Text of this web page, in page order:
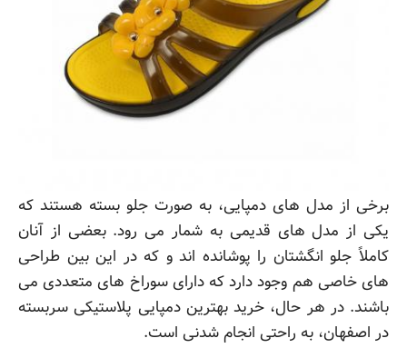
برخی از مدل های دمپایی، به صورت جلو بسته هستند که
یکی از مدل های قدیمی به شمار می رود. بعضی از آنان
کاملاً جلو انگشتان را پوشانده اند و که در این بین طراحی
های خاصی هم وجود دارد که دارای سوراخ های متعددی می
باشند. در هر حال، خرید بهترین دمپایی پلاستیکی سربسته
در اصفهان، به راحتی انجام شدنی است.